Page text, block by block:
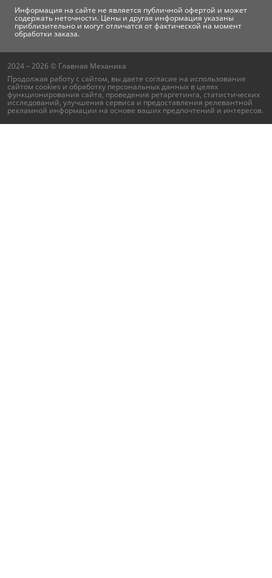
Информация на сайте не является публичной офертой и может
содержать неточности. Цены и другая информация указаны
приблизительно и могут отличатся от фактической на момент
обработки заказа.
2024 – 2026 © Главная Механика
Продолжая работу с сайтом, вы даете согласие на использование
сайтом cookies и обработку персональных данных в целях
функционирования сайта, проведения ретаргетинга, статистических
исследований, улучшения сервиса и предоставления релевантной
рекламной информации на основе ваших предпочтений и интересов.